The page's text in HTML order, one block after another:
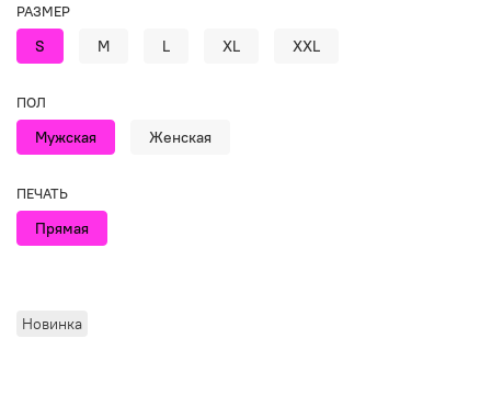
Новинка
РАЗМЕР
S M L XL XXL
ПОЛ
Мужская Женская
ПЕЧАТЬ
Прямая